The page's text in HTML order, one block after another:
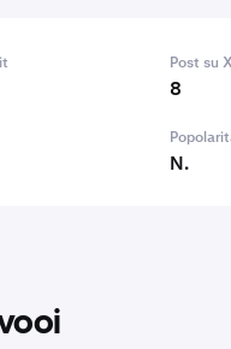
Post su X
8
N.